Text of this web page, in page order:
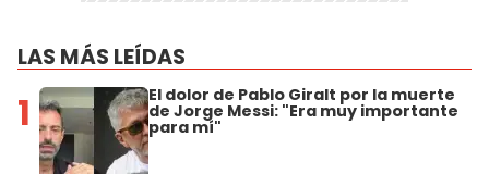
LAS MÁS LEÍDAS
1 El dolor de Pablo Giralt por la muerte
de Jorge Messi: "Era muy importante
para mí"